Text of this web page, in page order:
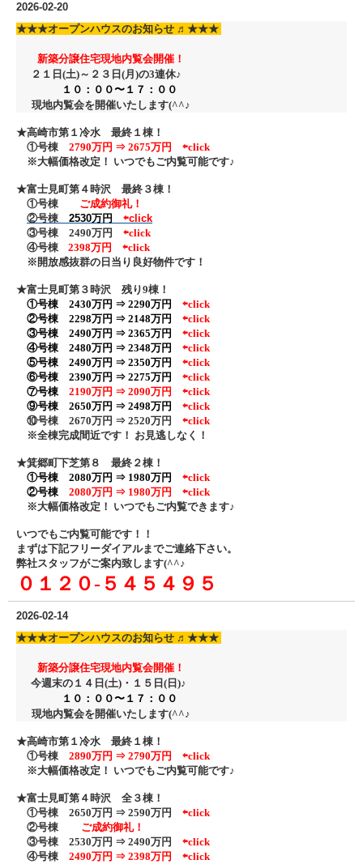
2026-02-20
★★★オープンハウスのお知らせ ♬ ★★★
新築分譲住宅現地内覧会開催！
２１日(土)～２３日 (月)の3連休♪
１０：００〜１７：００
現地内覧会を開催いたします(^^♪
★高崎市第１冷水 最終１棟！
①号棟 2790万円 ⇒ 2675万円 ⇦click
※大幅価格改定！ いつでもご内覧可能です♪
★富士見町第４時沢 最終３棟！
①号棟 ご成約御礼！
②号棟 2530万円
⇦click
③号棟 2490万円 ⇦click
④号棟
2398万円 ⇦click
※開放感抜群の日当り良好物件です！
★富士見町第３時沢 残り9棟！
①号棟 2430万円 ⇒ 2290万円
⇦click
②号棟
2298万円 ⇒ 2148万円
⇦click
③号棟 2490万円 ⇒ 2365万円
⇦click
④号棟 2480万円 ⇒ 2348万円
⇦click
⑤号棟 2490万円 ⇒ 2350万円
⇦click
⑥号棟 2390万円 ⇒ 2275万円
⇦click
⑦号棟
2190万円 ⇒ 2090万円 ⇦click
⑨号棟 2650万円 ⇒ 2498万円
⇦click
⑩号棟 2670万円 ⇒ 2520万円 ⇦click
※全棟完成間近です！ お見逃しなく！
★箕郷町下芝第８ 最終２棟！
①号棟 2080万円 ⇒ 1980万円
⇦click
②号棟
2080万円 ⇒ 1980万円
⇦click
※大幅価格改定！ いつでもご内覧できます♪
いつでもご内覧可能です！！
まずは下記フリーダイアルまでご連絡下さい。
弊社スタッフがご案内致します(^^♪
０１２０‐５４５４９５
2026-02-14
★★★オープンハウスのお知らせ ♬ ★★★
新築分譲住宅現地内覧会開催！
今週末の１４日(土)・１５日 (日)♪
１０：００〜１７：００
現地内覧会を開催いたします(^^♪
★高崎市第１冷水 最終１棟！
①号棟 2890万円 ⇒ 2790万円 ⇦click
※大幅価格改定！ いつでもご内覧可能です♪
★富士見町第４時沢 全３棟！
①号棟 2650万円 ⇒ 2590万円 ⇦click
②号棟
ご成約御礼！
③号棟 2530万円 ⇒ 2490万円 ⇦click
④号棟 2490万円 ⇒ 2398万円 ⇦click